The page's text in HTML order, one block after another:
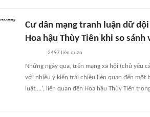
Cư dân mạng tranh luận dữ
Hoa hậu Thùy Tiên khi so
2497 liên quan
Những ngày qua, trên mạng xã hội (chủ yếu
với nhiều ý kiến trái chiều liên quan đến một
luật….', liên quan đến Hoa hậu Thùy Tiên